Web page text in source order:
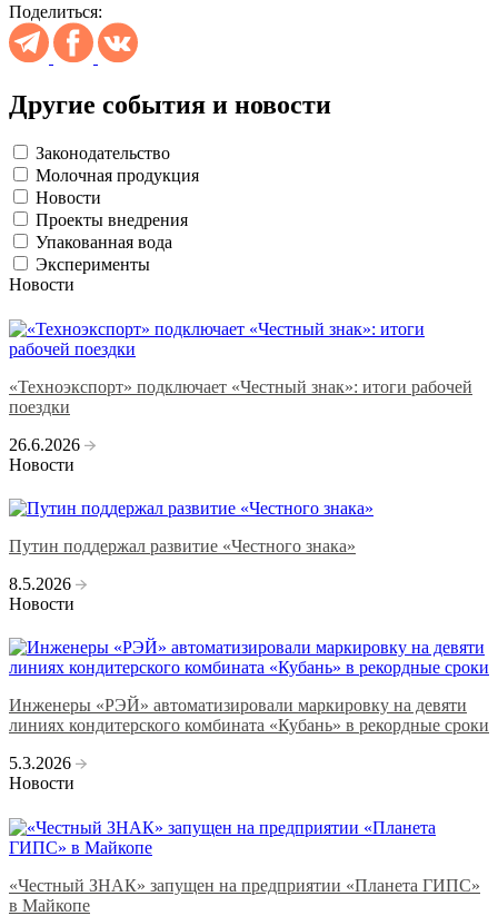
Поделиться:
Другие события и новости
Законодательство
Молочная продукция
Новости
Проекты внедрения
Упакованная вода
Эксперименты
Новости
«Техноэкспорт» подключает «Честный знак»: итоги рабочей
поездки
26.6.2026
Новости
Путин поддержал развитие «Честного знака»
8.5.2026
Новости
Инженеры «РЭЙ» автоматизировали маркировку на девяти
линиях кондитерского комбината «Кубань» в рекордные сроки
5.3.2026
Новости
«Честный ЗНАК» запущен на предприятии «Планета ГИПС»
в Майкопе